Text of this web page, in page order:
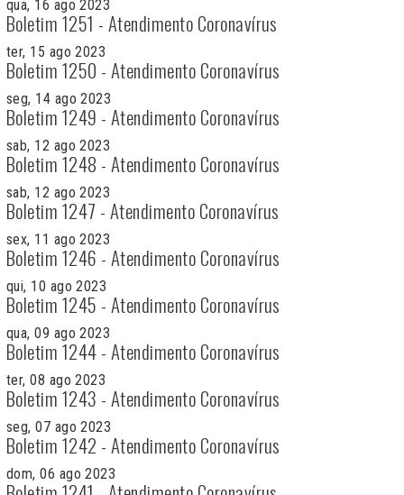
qua, 16 ago 2023
Boletim 1251 - Atendimento Coronavírus
ter, 15 ago 2023
Boletim 1250 - Atendimento Coronavírus
seg, 14 ago 2023
Boletim 1249 - Atendimento Coronavírus
sab, 12 ago 2023
Boletim 1248 - Atendimento Coronavírus
sab, 12 ago 2023
Boletim 1247 - Atendimento Coronavírus
sex, 11 ago 2023
Boletim 1246 - Atendimento Coronavírus
qui, 10 ago 2023
Boletim 1245 - Atendimento Coronavírus
qua, 09 ago 2023
Boletim 1244 - Atendimento Coronavírus
ter, 08 ago 2023
Boletim 1243 - Atendimento Coronavírus
seg, 07 ago 2023
Boletim 1242 - Atendimento Coronavírus
dom, 06 ago 2023